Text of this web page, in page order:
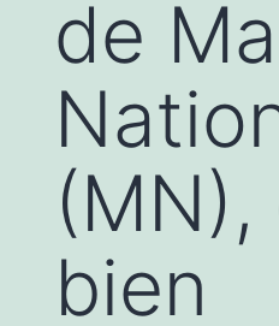
de
(MN),
bien